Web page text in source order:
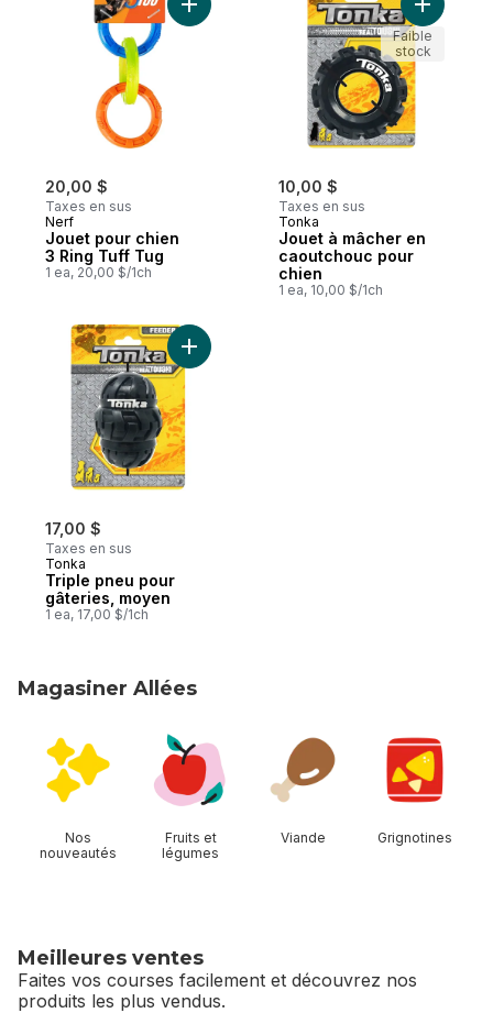
20,00 $
Taxes en sus
Nerf
Jouet pour chien
3 Ring Tuff Tug
1 ea, 20,00 $/1ch
Ajouter Jouet pour chien 3 Ring Tuff Tug
10,00 $
Taxes en sus
Tonka
Jouet à mâcher en
caoutchouc pour
chien
1 ea, 10,00 $/1ch
Ajouter
Faible
stock
17,00 $
Taxes en sus
Tonka
Triple pneu pour
gâteries, moyen
1 ea, 17,00 $/1ch
Magasiner Allées
Nos
nouveautés
Fruits et
légumes
Viande Grignotines
Meilleures ventes
Faites vos courses facilement et découvrez nos
produits les plus vendus.